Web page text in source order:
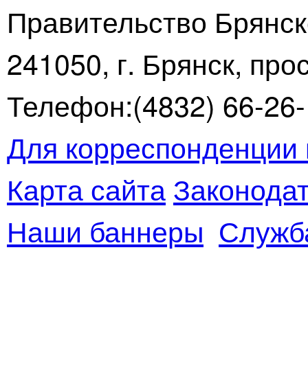
Правительство
241050, г. Брянск,
Телефон:(4832) 66-
Для
Карта сайта
Наши баннеры